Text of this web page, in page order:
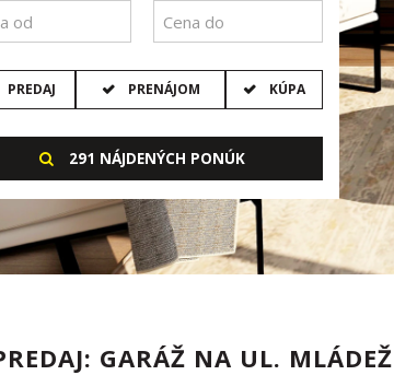
PREDAJ PRENÁJOM KÚPA
291 NÁJDENÝCH PONÚK
GARÁŽ NA UL.